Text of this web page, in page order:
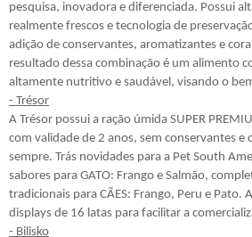
pesquisa, inovadora e diferenciada. Possui
realmente frescos e tecnologia de
adição de conservantes, aromatizantes e
resultado dessa combinação é um alimento
altamente nutritivo e saudável, visando o
- Trésor
A Trésor possui a ração úmida SUPER
com validade de 2 anos, sem conservantes e
sempre. Trás novidades para a Pet South
sabores para GATO: Frango e Salmão,
tradicionais para CÃES: Frango, Peru e Pato.
displays de 16 latas para facilitar a
- Bilisko